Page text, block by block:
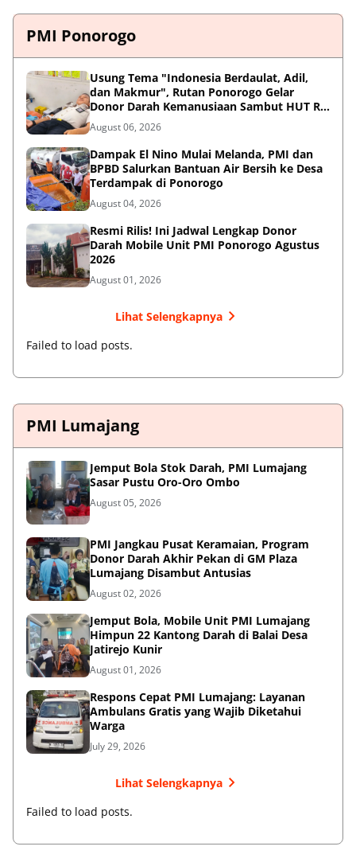
PMI Ponorogo
Usung Tema "Indonesia Berdaulat, Adil,
dan Makmur", Rutan Ponorogo Gelar
Donor Darah Kemanusiaan Sambut HUT RI
ke-81
August 06, 2026
Dampak El Nino Mulai Melanda, PMI dan
BPBD Salurkan Bantuan Air Bersih ke Desa
Terdampak di Ponorogo
August 04, 2026
Resmi Rilis! Ini Jadwal Lengkap Donor
Darah Mobile Unit PMI Ponorogo Agustus
2026
August 01, 2026
Lihat Selengkapnya
Failed to load posts.
PMI Lumajang
Jemput Bola Stok Darah, PMI Lumajang
Sasar Pustu Oro-Oro Ombo
August 05, 2026
PMI Jangkau Pusat Keramaian, Program
Donor Darah Akhir Pekan di GM Plaza
Lumajang Disambut Antusias
August 02, 2026
Jemput Bola, Mobile Unit PMI Lumajang
Himpun 22 Kantong Darah di Balai Desa
Jatirejo Kunir
August 01, 2026
Respons Cepat PMI Lumajang: Layanan
Ambulans Gratis yang Wajib Diketahui
Warga
July 29, 2026
Lihat Selengkapnya
Failed to load posts.